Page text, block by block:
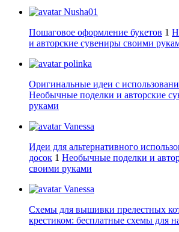
Nusha01
Пошаговое оформление букетов 1
и авторские сувениры своими
polinka
Оригинальные идеи с
Необычные поделки и авторские
руками
Vanessa
Идеи для альтернативного
досок 1 Необычные поделки и
своими руками
Vanessa
Схемы для вышивки прелестных
крестиком: бесплатные схемы для